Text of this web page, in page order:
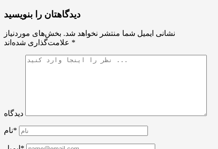
دیدگاهتان را بنویسید
نشانی ایمیل شما منتشر نخواهد شد. بخش‌های موردنیاز
*
دیدگاه
نام*